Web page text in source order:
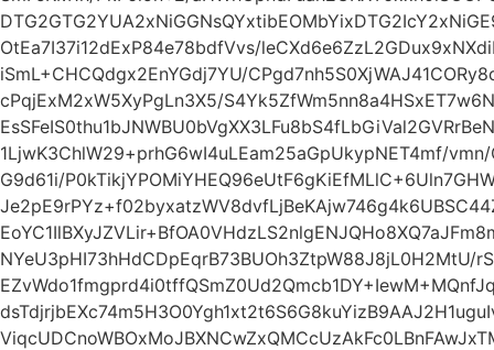
OtEa7I37i12dExP84e78bdfVvs/
iSmL+CHCQdgx2EnYGdj7YU/
cPqjExM2xW5XyPgLn3X5/
1LjwK3ChlW29+prhG6wI4uLEam25aGpUkypNET4mf/
G9d61i/
NYeU3pHI73hHdCDpEqrB73BUOh3ZtpW88J8jL0H2MtU/